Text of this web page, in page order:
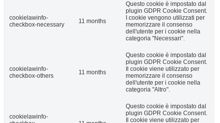
cookielawinfo-
checkbox-necessary
11 months
Questo cookie è impostato dal
plugin GDPR Cookie Consent.
I cookie vengono utilizzati per
memorizzare il consenso
dell'utente per i cookie nella
categoria "Necessari".
cookielawinfo-
checkbox-others
11 months
Questo cookie è impostato dal
plugin GDPR Cookie Consent.
Il cookie viene utilizzato per
memorizzare il consenso
dell'utente per i cookie nella
categoria "Altro".
cookielawinfo-
Questo cookie è impostato dal
plugin GDPR Cookie Consent.
Il cookie viene utilizzato per